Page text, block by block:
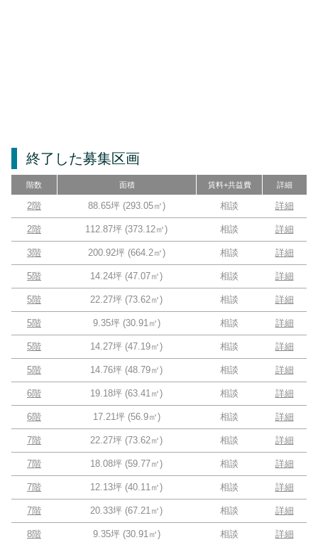
終了した募集区画
階数 面積 賃料+共益費 詳細
2階 88.65坪 (293.05㎡) 相談 詳細
2階 112.87坪 (373.12㎡) 相談 詳細
3階 200.92坪 (664.2㎡) 相談 詳細
5階 14.24坪 (47.07㎡) 相談 詳細
5階 22.27坪 (73.62㎡) 相談 詳細
5階 9.35坪 (30.91㎡) 相談 詳細
5階 14.27坪 (47.19㎡) 相談 詳細
5階 14.76坪 (48.79㎡) 相談 詳細
6階 19.18坪 (63.41㎡) 相談 詳細
6階 17.21坪 (56.9㎡) 相談 詳細
7階 22.27坪 (73.62㎡) 相談 詳細
7階 18.08坪 (59.77㎡) 相談 詳細
7階 12.13坪 (40.11㎡) 相談 詳細
7階 20.33坪 (67.21㎡) 相談 詳細
8階 9.35坪 (30.91㎡) 相談 詳細